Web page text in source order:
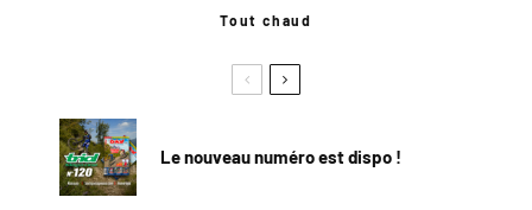
Tout chaud
Le nouveau numéro est dispo !